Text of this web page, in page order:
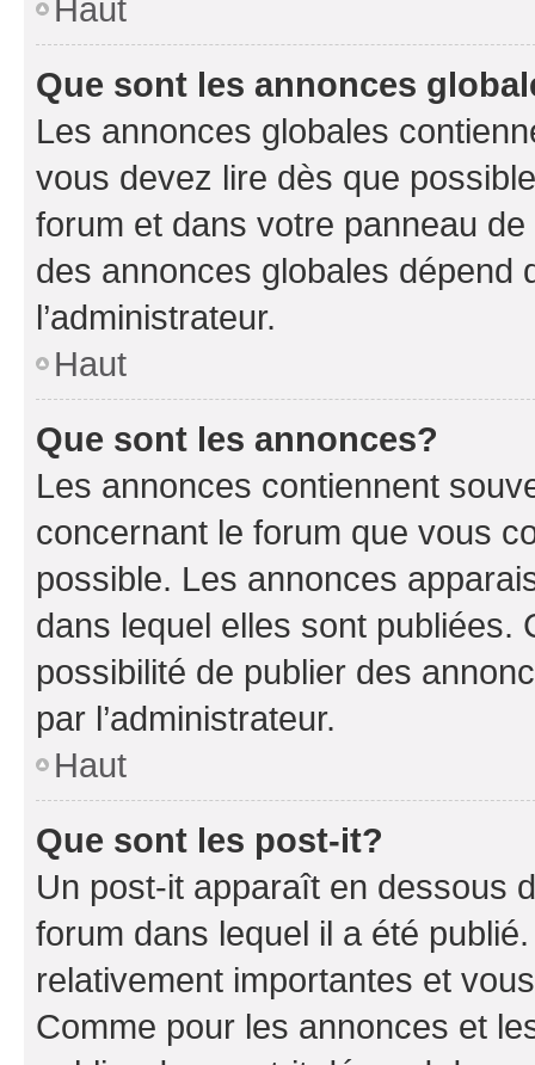
Haut
Que sont les annonces
Les annonces globales
vous devez lire dès que
forum et dans votre panneau
des annonces globales dépend
l’administrateur.
Haut
Que sont les annonces?
Les annonces contiennent
concernant le forum que vous
possible. Les annonces
dans lequel elles sont publiées.
possibilité de publier des
par l’administrateur.
Haut
Que sont les post-it?
Un post-it apparaît en dessous
forum dans lequel il a été
relativement importantes et
Comme pour les annonces et